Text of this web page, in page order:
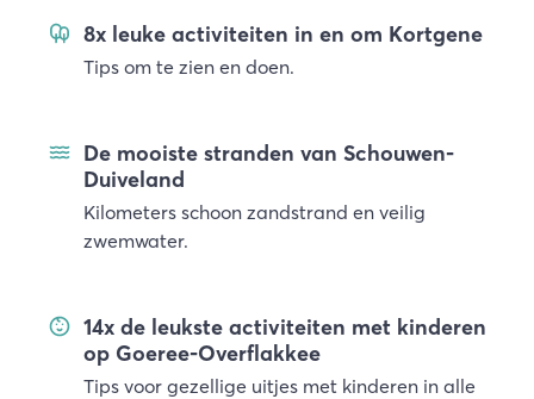
8x leuke activiteiten in en om Kortgene
Tips om te zien en doen.
De mooiste stranden van Schouwen-
Duiveland
Kilometers schoon zandstrand en veilig
zwemwater.
14x de leukste activiteiten met kinderen
op Goeree-Overflakkee
Tips voor gezellige uitjes met kinderen in alle